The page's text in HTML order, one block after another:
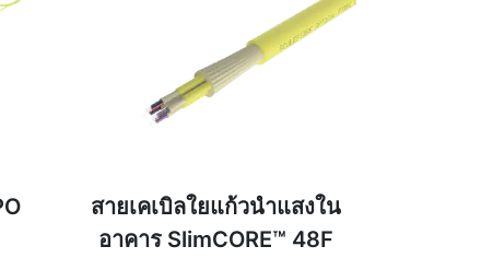
สายเคเบิลใยแก้วนำแสงใน
อาคาร SlimCORE™ 48F